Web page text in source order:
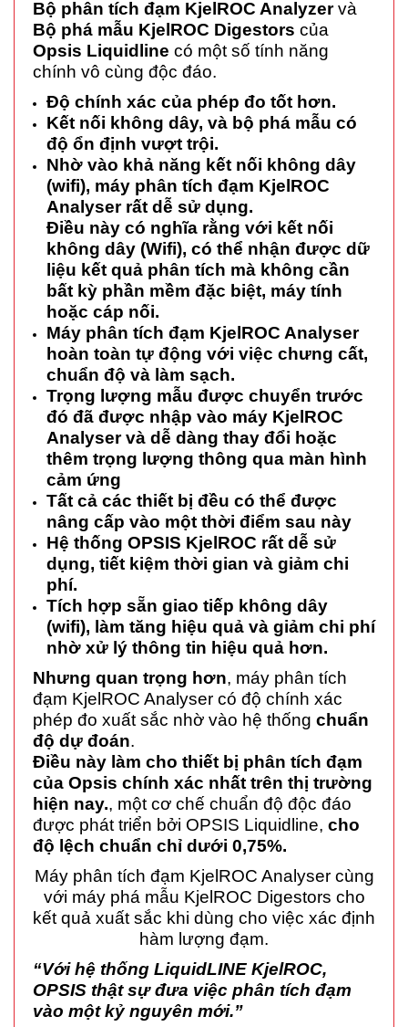
Bộ phân tích đạm KjelROC Analyzervà
Bộ phá mẫu KjelROC Digestors của
Opsis Liquidline có một số tính năng
chính vô cùng độc đáo.
Độ chính xác của phép đo tốt hơn.
Kết nối không dây, và bộ phá mẫu có
độ ổn định vượt trội.
Nhờ vào khả năng kết nối không dây
(wifi), máy phân tích đạm KjelROC
Analyser rất dễ sử dụng.
Điều này có nghĩa rằng với kết nối
không dây (Wifi), có thể nhận được dữ
liệu kết quả phân tích mà không cần
bất kỳ phần mềm đặc biệt, máy tính
hoặc cáp nối.
Máy phân tích đạm KjelROC Analyser
hoàn toàn tự động với việc chưng cất,
chuẩn độ và làm sạch.
Trọng lượng mẫu được chuyển trước
đó đã được nhập vào máy KjelROC
Analyser và dễ dàng thay đổi hoặc
thêm trọng lượng thông qua màn hình
cảm ứng
Tất cả các thiết bị đều có thể được
nâng cấp vào một thời điểm sau này
Hệ thống OPSIS KjelROC rất dễ sử
dụng, tiết kiệm thời gian và giảm chi
phí.
Tích hợp sẵn giao tiếp không dây
(wifi), làm tăng hiệu quả và giảm chi phí
nhờ xử lý thông tin hiệu quả hơn.
Nhưng quan trọng hơn, máy phân tích
đạm KjelROC Analyser có độ chính xác
phép đo xuất sắc nhờ vào hệ thống chuẩn
độ dự đoán.
Điều này làm cho thiết bị phân tích đạm
của Opsis chính xác nhất trên thị trường
hiện nay., một cơ chế chuẩn độ độc đáo
được phát triển bởi OPSIS Liquidline, cho
độ lệch chuẩn chỉ dưới 0,75%.
Máy phân tích đạm KjelROC Analyser cùng
với máy phá mẫu KjelROC Digestors cho
kết quả xuất sắc khi dùng cho việc xác định
hàm lượng đạm.
“Với hệ thống LiquidLINE KjelROC,
OPSIS thật sự đưa việc phân tích đạm
vào một kỷ nguyên mới.”